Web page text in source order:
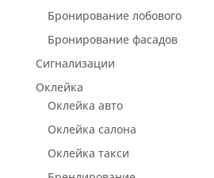
Бронирование лобового
Бронирование фасадов
Сигнализации
Оклейка
Оклейка авто
Оклейка салона
Оклейка такси